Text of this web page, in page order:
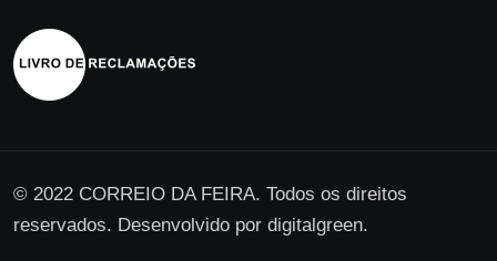
© 2022 CORREIO DA FEIRA. Todos os direitos
reservados. Desenvolvido por digitalgreen.